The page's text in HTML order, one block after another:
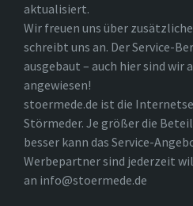
aktualisiert.
Wir freuen uns über
schreibt uns an. Der Service-
ausgebaut – auch hier sind wir
angewiesen!
stoermede.de ist die
Störmeder. Je größer die
besser kann das Service-
Werbepartner sind jederzeit
an info@stoermede.de